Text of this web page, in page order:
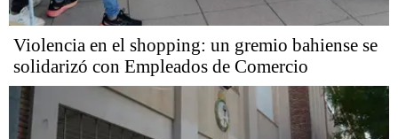
Violencia en el shopping: un gremio bahiense se
solidarizó con Empleados de Comercio